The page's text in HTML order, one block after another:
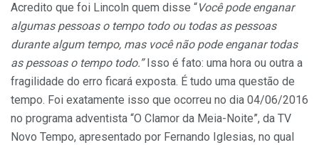
Acredito que foi Lincoln quem disse “Você pode enganar
algumas pessoas o tempo todo ou todas as pessoas
durante algum tempo, mas você não pode enganar todas
as pessoas o tempo todo.”Isso é fato: uma hora ou outra a
fragilidade do erro ficará exposta. É tudo uma questão de
tempo. Foi exatamente isso que ocorreu no dia 04/06/2016
no programa adventista “O Clamor da Meia-Noite”, da TV
Novo Tempo, apresentado por Fernando Iglesias, no qual